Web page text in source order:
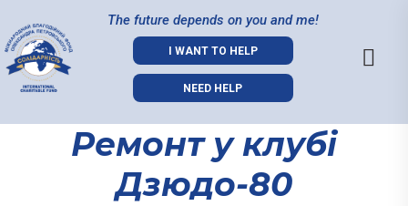
The future depends on you and me!
I WANT TO HELP
NEED HELP
Ремонт у клубі
Дзюдо-80